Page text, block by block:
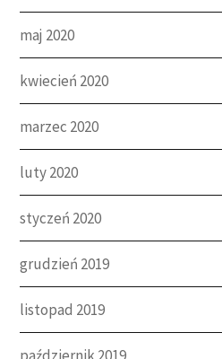
maj 2020
kwiecień 2020
marzec 2020
luty 2020
styczeń 2020
grudzień 2019
listopad 2019